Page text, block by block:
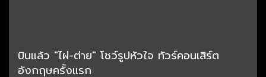
บินแล้ว "ไผ่-ต่าย" โชว์รูปหัวใจ ทัวร์คอนเสิร์ต
อังกฤษครั้งแรก